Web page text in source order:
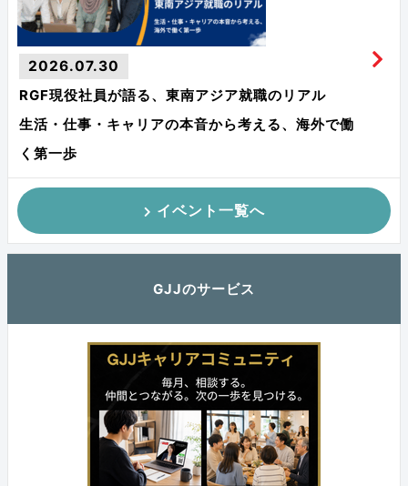
2026.07.30
RGF現役社員が語る、東南アジア就職のリアル
生活・仕事・キャリアの本音から考える、海外で働
く第一歩
イベント一覧へ
GJJのサービス